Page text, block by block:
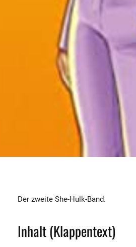
Der zweite She-Hulk-Band.
Inhalt (Klappentext)